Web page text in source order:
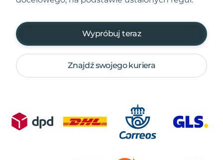
Wypróbuj teraz
Znajdź swojego kuriera